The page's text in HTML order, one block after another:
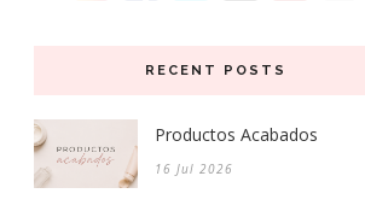
RECENT POSTS
Productos Acabados
16 Jul 2026